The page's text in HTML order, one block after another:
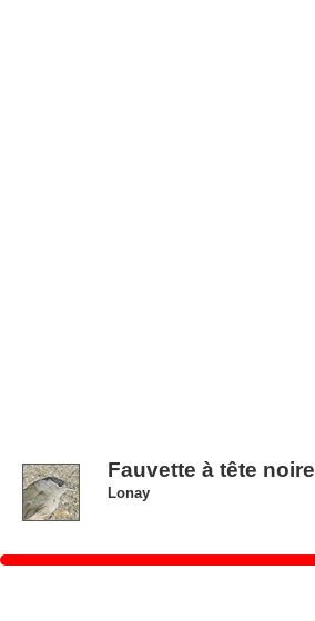
Fauvette à tête noire
Lonay